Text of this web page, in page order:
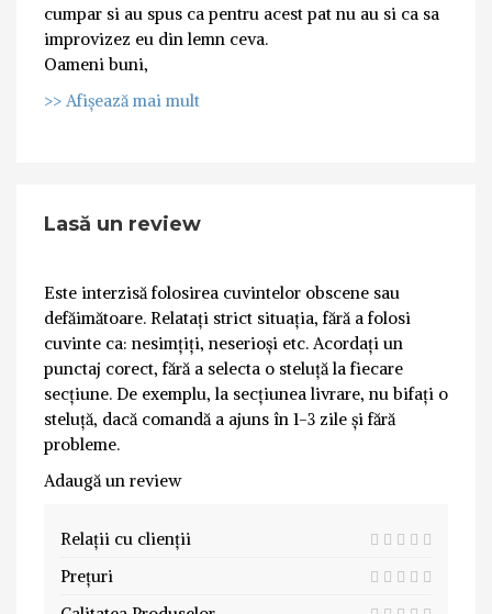
cumpar si au spus ca pentru acest pat nu au si ca sa
improvizez eu din lemn ceva.
Oameni buni,
>> Afișează mai mult
Lasă un review
Este interzisă folosirea cuvintelor obscene sau
defăimătoare. Relatați strict situația, fără a folosi
cuvinte ca: nesimțiți, neserioși etc. Acordați un
punctaj corect, fără a selecta o steluță la fiecare
secțiune. De exemplu, la secțiunea livrare, nu bifați o
steluță, dacă comandă a ajuns în 1-3 zile și fără
probleme.
Adaugă un review
Relații cu clienții
Prețuri